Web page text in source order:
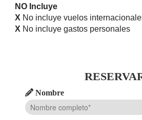
NO Incluye
X No incluye vuelos
X No incluye gastos personales
Nombre